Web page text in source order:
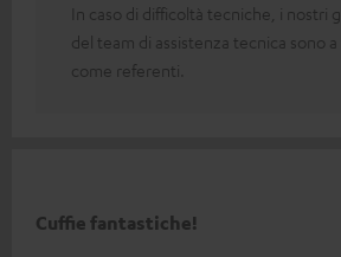
In caso di difficoltà tecniche, i nostri
del team di assistenza tecnica sono
come referenti.
Cuffie fantastiche!